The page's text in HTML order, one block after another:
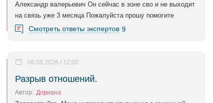
Александр валерьевич Он сейчас в зоне сво и не выходит
на связь уже 3 месяца Пожалуйста прошу помогите
Смотреть ответы экспертов 9
Разрыв отношений.
08.08.2026 / 12:00
Автор: Дориана